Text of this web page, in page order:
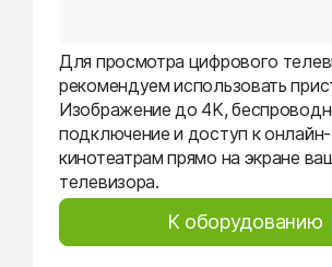
Для просмотра цифрового
рекомендуем использовать
Изображение до 4K,
подключение и доступ к онлайн-
кинотеатрам прямо на экране
телевизора.
К оборудованию